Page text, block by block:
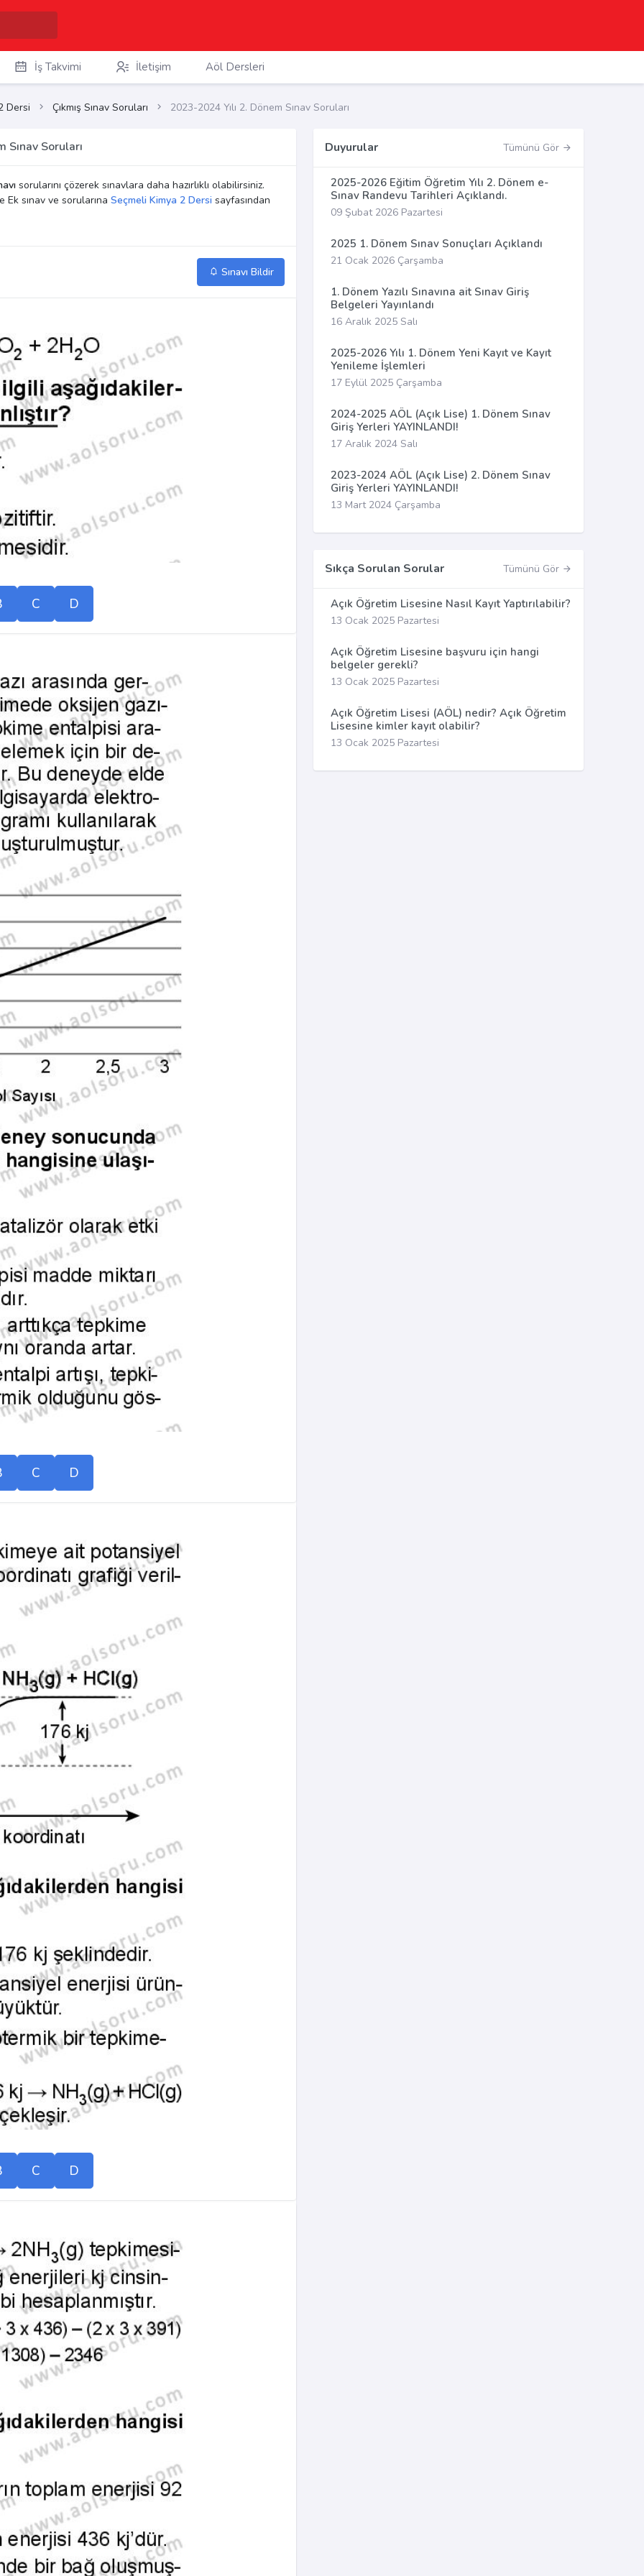
İş Takvimi İletişim Aöl Dersleri
Dersi Çıkmış Sınav Soruları 2023-2024 Yılı 2. Dönem Sınav Soruları
Soruları
sorularını çözerek sınavlara daha hazırlıklı olabilirsiniz.
sınav ve sorularına Seçmeli Kimya 2 Dersi sayfasından
Sınavı Bildir
C D
C D
C D
Duyurular Tümünü Gör
2025-2026 Eğitim Öğretim Yılı 2. Dönem e-
Sınav Randevu Tarihleri Açıklandı.
09 Şubat 2026 Pazartesi
2025 1. Dönem Sınav Sonuçları Açıklandı
21 Ocak 2026 Çarşamba
1. Dönem Yazılı Sınavına ait Sınav Giriş
Belgeleri Yayınlandı
16 Aralık 2025 Salı
2025-2026 Yılı 1. Dönem Yeni Kayıt ve Kayıt
Yenileme İşlemleri
17 Eylül 2025 Çarşamba
2024-2025 AÖL (Açık Lise) 1. Dönem Sınav
Giriş Yerleri YAYINLANDI!
17 Aralık 2024 Salı
2023-2024 AÖL (Açık Lise) 2. Dönem Sınav
Giriş Yerleri YAYINLANDI!
13 Mart 2024 Çarşamba
Sıkça Sorulan Sorular Tümünü Gör
Açık Öğretim Lisesine Nasıl Kayıt Yaptırılabilir?
13 Ocak 2025 Pazartesi
Açık Öğretim Lisesine başvuru için hangi
belgeler gerekli?
13 Ocak 2025 Pazartesi
Açık Öğretim Lisesi (AÖL) nedir? Açık Öğretim
Lisesine kimler kayıt olabilir?
13 Ocak 2025 Pazartesi